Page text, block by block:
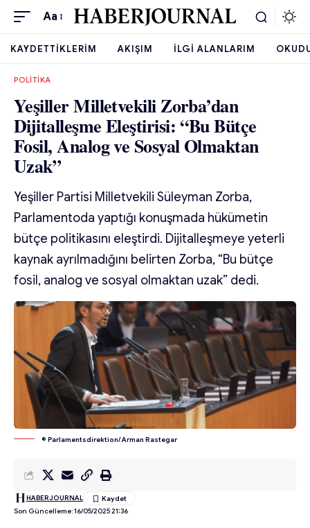
Aa
KAYDETTIKLERIM AKIŞIM İLGI ALANLARIM
POLITIKA
Yeşiller Milletvekili Zorba’dan
Dijitalleşme Eleştirisi: “Bu Bütçe
Fosil, Analog ve Sosyal Olmaktan
Uzak”
Yeşiller Partisi Milletvekili Süleyman Zorba,
Parlamentoda yaptığı konuşmada hükümetin
bütçe politikasını eleştirdi. Dijitalleşmeye yeterli
kaynak ayrılmadığını belirten Zorba, “Bu bütçe
fosil, analog ve sosyal olmaktan uzak” dedi.
© Parlamentsdirektion/ Arman Rastegar
Son Güncelleme: 16/05/2025 21:36
HABERJOURNAL